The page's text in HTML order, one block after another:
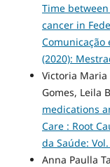
Time
cancer in
Comunicação
(2020):
Victoria Maria
Gomes, Leila
medications
Care : Root
da Saúde:
Anna Paulla